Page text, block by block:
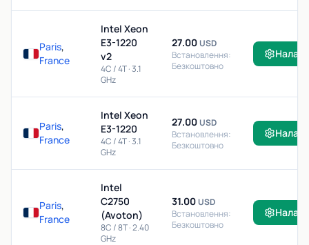
Paris,
France
Intel Xeon
E3-1220
v2
4C / 4T · 3.1
GHz
27.00USD
Встановлення:
Безкоштовно
Paris,
France
Intel Xeon
E3-1220
4C / 4T · 3.1
GHz
27.00USD
Встановлення:
Безкоштовно
Paris,
France
Intel
C2750
(Avoton)
8C / 8T · 2.40
GHz
31.00USD
Встановлення:
Безкоштовно